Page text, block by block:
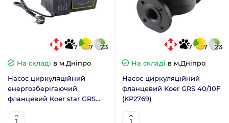
7 7
23
На складі в м.Дніпро
Насос циркуляційний
енергозберігаючий
фланцевий Koer star GRS
7 7
23
На складі в м.Дніпро
Насос циркуляційний
фланцевий Koer GRS 40/10F
(KP2769)